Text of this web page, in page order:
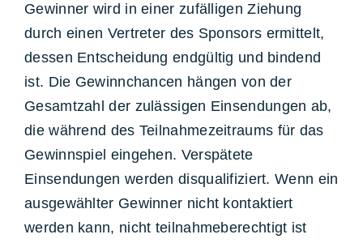
Gewinner wird in einer zufälligen Ziehung
durch einen Vertreter des Sponsors ermittelt,
dessen Entscheidung endgültig und bindend
ist. Die Gewinnchancen hängen von der
Gesamtzahl der zulässigen Einsendungen ab,
die während des Teilnahmezeitraums für das
Gewinnspiel eingehen. Verspätete
Einsendungen werden disqualifiziert. Wenn ein
ausgewählter Gewinner nicht kontaktiert
werden kann, nicht teilnahmeberechtigt ist